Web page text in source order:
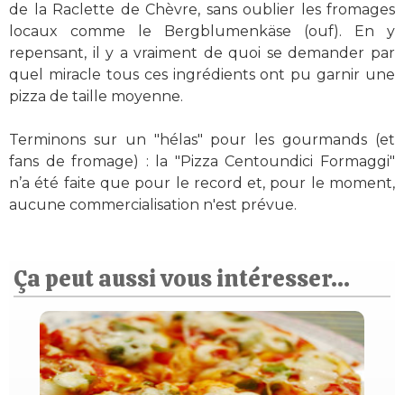
de la Raclette de Chèvre, sans oublier les fromages
locaux comme le Bergblumenkäse (ouf). En y
repensant, il y a vraiment de quoi se demander par
quel miracle tous ces ingrédients ont pu garnir une
pizza de taille moyenne.
Terminons sur un "hélas" pour les gourmands (et
fans de fromage) : la "Pizza Centoundici Formaggi"
n’a été faite que pour le record et, pour le moment,
aucune commercialisation n'est prévue.
Ça peut aussi vous intéresser...